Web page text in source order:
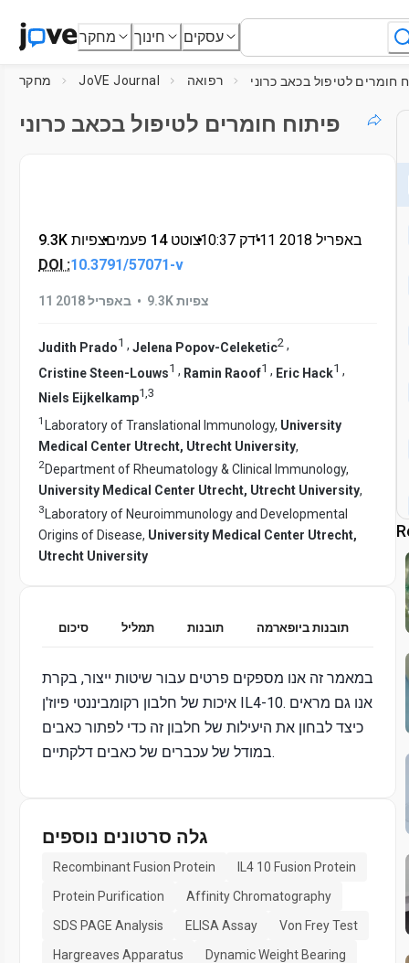
מחקר חינוך עסקים
מחקר JoVE Journal רפואה חומרים לטיפול בכאב כרוני
פיתוח חומרים לטיפול בכאב כרוני
9.3K צפיות• צוטט 14 פעמים•10:37 דק'
•
11 באפריל 2018
DOI :10.3791/57071-v
11 באפריל 2018 • 9.3K צפיות
Judith Prado1 , Jelena Popov-Celeketic2 ,
Cristine Steen-Louws1 , Ramin Raoof1 , Eric Hack1 ,
Niels Eijkelkamp1,3
1 Laboratory of Translational Immunology, University
Medical Center Utrecht, Utrecht University,
2Department of Rheumatology & Clinical Immunology,
University Medical Center Utrecht, Utrecht University,
3 Laboratory of Neuroimmunology and Developmental
Origins of Disease, University Medical Center Utrecht,
Utrecht University
סיכום תמליל תובנות תובנות ביופארמה
במאמר זה אנו מספקים פרטים עבור שיטות ייצור, בקרת
איכות של חלבון רקומביננטי פיוז'ן IL4-10. אנו גם מראים
כיצד לבחון את היעילות של חלבון זה כדי לפתור כאבים
במודל של עכברים של כאבים דלקתיים.
גלה סרטונים נוספים
Recombinant Fusion Protein
IL4 10 Fusion Protein
Protein Purification
Affinity Chromatography
SDS PAGE Analysis
ELISA Assay
Von Frey Test
Hargreaves Apparatus
Dynamic Weight Bearing